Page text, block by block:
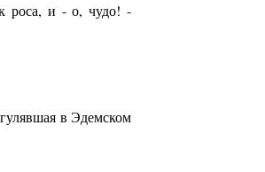
роса, и - о, чудо! -
в Эдемском